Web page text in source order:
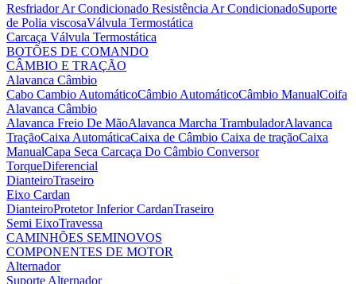
Resfriador Ar Condicionado Resistência Ar CondicionadoSuporte
de Polia viscosaVálvula Termostática
Carcaça Válvula Termostática
BOTÕES DE COMANDO
CÂMBIO E TRAÇÃO
Alavanca Câmbio
Cabo Cambio AutomáticoCâmbio AutomáticoCâmbio ManualCoifa
Alavanca Câmbio
Alavanca Freio De MãoAlavanca Marcha TrambuladorAlavanca
TraçãoCaixa AutomáticaCaixa de Câmbio Caixa de traçãoCaixa
ManualCapa Seca Carcaça Do Câmbio Conversor
TorqueDiferencial
DianteiroTraseiro
Eixo Cardan
DianteiroProtetor Inferior CardanTraseiro
Semi EixoTravessa
CAMINHÕES SEMINOVOS
COMPONENTES DE MOTOR
Alternador
Suporte Alternador